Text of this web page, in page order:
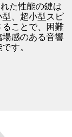
た性能の鍵は
、超小型スピ
ことで、困難
感のある音響
す。